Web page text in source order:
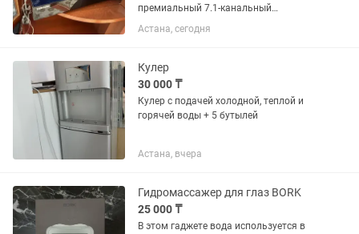
премиальный 7.1-канальный
домашний кинотеатр с поддержкой 3D
Blu-ray и суммарной мощностью 1330
использование вакуумных ламп в
предусилителе для...
Астана, сегодня
Кулер
30 000 ₸
Кулер с подачей холодной, теплой и
горячей воды + 5 бутылей
Астана, вчера
Гидромассажер для глаз BORK
25 000 ₸
В этом гаджете вода используется в